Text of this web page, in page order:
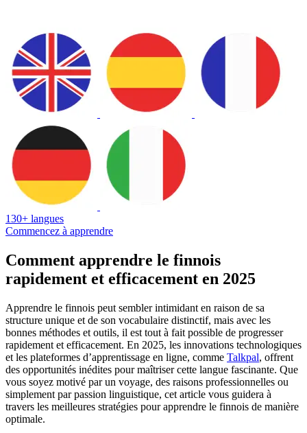
130+ langues
Commencez à apprendre
Comment apprendre le finnois
rapidement et efficacement en 2025
Apprendre le finnois peut sembler intimidant en raison de sa
structure unique et de son vocabulaire distinctif, mais avec les
bonnes méthodes et outils, il est tout à fait possible de progresser
rapidement et efficacement. En 2025, les innovations technologiques
et les plateformes d’apprentissage en ligne, comme Talkpal, offrent
des opportunités inédites pour maîtriser cette langue fascinante. Que
vous soyez motivé par un voyage, des raisons professionnelles ou
simplement par passion linguistique, cet article vous guidera à
travers les meilleures stratégies pour apprendre le finnois de manière
optimale.